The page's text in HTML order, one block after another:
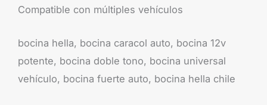
Compatible con múltiples vehículos
bocina hella, bocina caracol auto, bocina 12v
potente, bocina doble tono, bocina universal
vehículo, bocina fuerte auto, bocina hella chile